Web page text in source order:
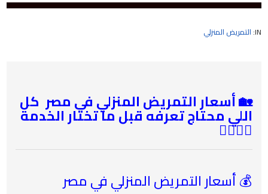
IN: التمريض المنزلي
🏡 أسعار التمريض المنزلي في مصر كل
اللي محتاج تعرفه قبل ما تختار الخدمة
👨‍⚕️👩‍⚕️
💰 أسعار التمريض المنزلي في مصر